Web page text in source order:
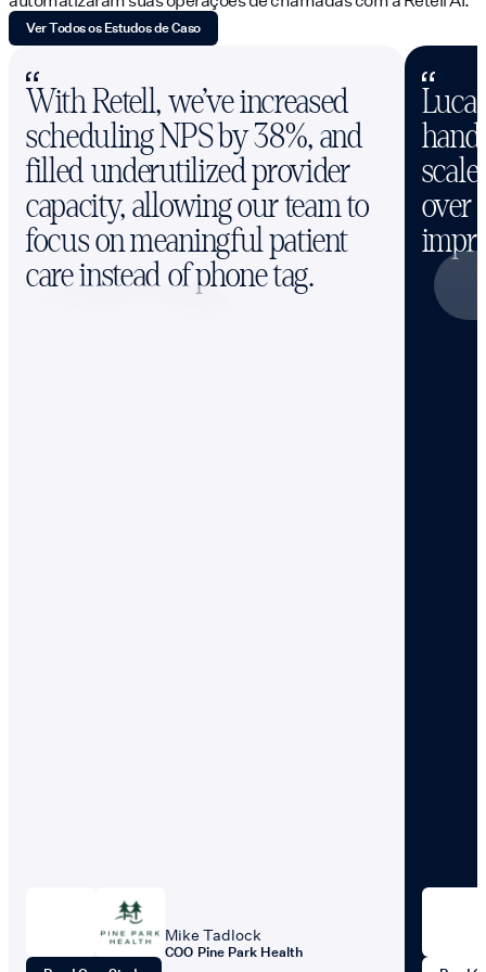
Ver Todos os Estudos de Caso
With Retell, we’ve increased
scheduling NPS by 38%, and
filled underutilized provider
capacity, allowing our team to
focus on meaningful patient
care instead of phone tag.
Mike Tadlock
COO Pine Park Health
over